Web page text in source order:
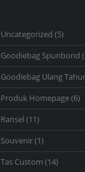
Uncategorized 55
Goodiebag Spunbond
Goodiebag Ulang
Produk Homepage 66
Ransel 1111
products
Souvenir 11
product
Tas Custom 1414